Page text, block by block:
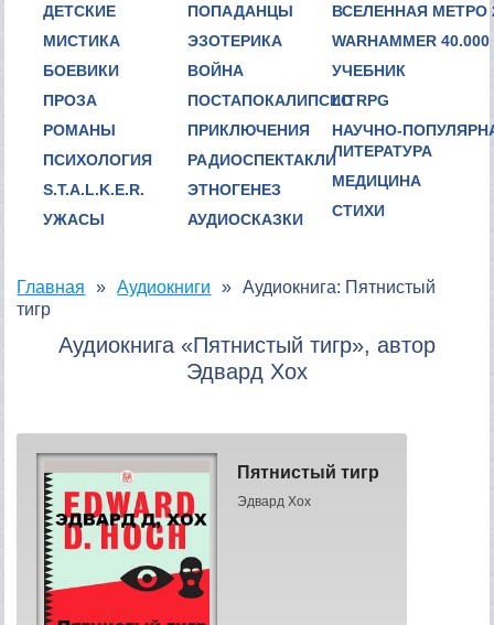
ДЕТСКИЕ
МИСТИКА
БОЕВИКИ
ПРОЗА
РОМАНЫ
ПСИХОЛОГИЯ
S.T.A.L.K.E.R.
УЖАСЫ
ПОПАДАНЦЫ
ЭЗОТЕРИКА
ВОЙНА
ПОСТАПОКАЛИПСИС
ПРИКЛЮЧЕНИЯ
РАДИОСПЕКТАКЛИ
ЭТНОГЕНЕЗ
АУДИОСКАЗКИ
ВСЕЛЕННАЯ МЕТРО
WARHAMMER 40.000
УЧЕБНИК
LITRPG
НАУЧНО-
ЛИТЕРАТУРА
МЕДИЦИНА
СТИХИ
Главная Аудиокниги
Аудиокнига: Пятнистый
тигр
Аудиокнига «Пятнистый тигр», автор
Эдвард Хох
Пятнистый тигр
Эдвард Хох